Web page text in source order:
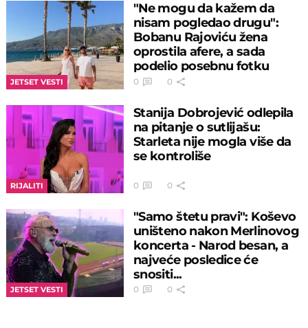
JETSET VESTI
"Ne mogu da kažem da
nisam pogledao drugu":
Bobanu Rajoviću žena
oprostila afere, a sada
podelio posebnu fotku
0 0
RIJALITI
Stanija Dobrojević odlepila
na pitanje o sutlijašu:
Starleta nije mogla više da
se kontroliše
0 0
JETSET VESTI
"Samo štetu pravi": Koševo
uništeno nakon Merlinovog
koncerta - Narod besan, a
najveće posledice će
snositi...
0 0